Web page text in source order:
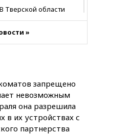
В Тверской области
сообщил об
запасе боеприпасов
Таиланде сегодня
с молодыми
»
запрещено
невозможным
она разрешила
в их устройствах с
партнерства